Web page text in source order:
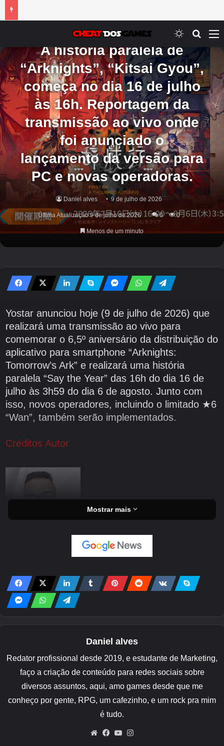
Switch skin
Mobile
A história paralela de
“Arknights”, “Kitsai Gyou”,
começa no dia 16 de julho
às 16h. Reportagem da
transmissão ao vivo onde
foi anunciado o
lançamento da versão para
PC e novas operadoras.
Daniel alves 9 de julho de 2026
Última Atualização 9 de julho de 2026 0 0
Menos de um minuto
Yostar anunciou hoje (9 de julho de 2026) que
realizará uma transmissão ao vivo para
comemorar o 6,5º aniversário da distribuição do
aplicativo para smartphone “Arknights:
Tomorrow’s Ark” e realizará uma história
paralela “Say the Year” das 16h do dia 16 de
julho às 3h59 do dia 6 de agosto. Junto com
isso, novos operadores, incluindo o limitado ★6
“Wan”, também serão implementados.
Créditos Autor
Mostrar mais
Daniel alves
Redator profissional desde 2019, e estudante de Marketing,
faço a criação de conteúdo para redes sociais sobre
diversos assuntos, aqui, amo games desde que me
conheço por gente, RPG, um cafezinho, e um rock pra mim
é tudo.
WebsiteFacebook
YouTube